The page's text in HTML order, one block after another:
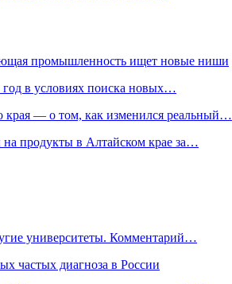
промышленность ищет новые ниши
в условиях поиска новых…
— о том, как изменился реальный…
продукты в Алтайском крае за…
университеты. Комментарий…
частых диагноза в России